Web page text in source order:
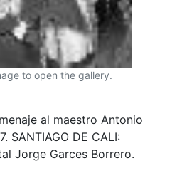
to open the gallery.
al maestro Antonio
SANTIAGO DE CALI:
Jorge Garces Borrero.